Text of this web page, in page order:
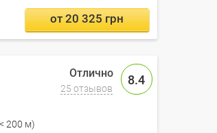
от 20 325 грн
8.4
25 отзывов
200 м)